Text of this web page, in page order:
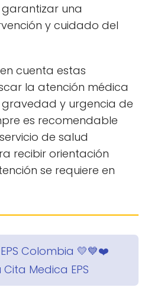
una
y cuidado del
cuenta estas
la atención médica
y urgencia de
es recomendable
de salud
recibir orientación
se requiere en
Colombia 💛💙❤️
Medica EPS